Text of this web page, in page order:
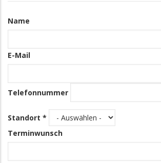
Informationen
Name
E-Mail
Telefonnummer
Standort *
Terminwunsch